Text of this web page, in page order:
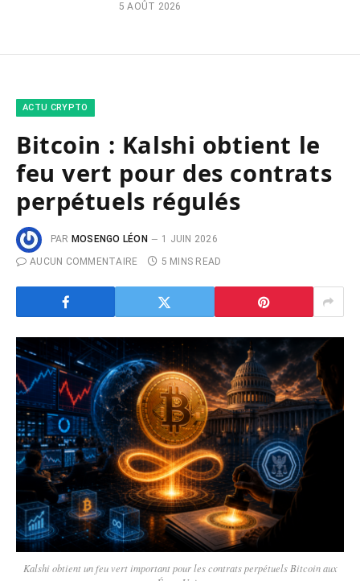
5 AOÛT 2026
ACTU CRYPTO
Bitcoin : Kalshi obtient le
feu vert pour des contrats
perpétuels régulés
PAR MOSENGO LÉON
1 JUIN 2026
AUCUN COMMENTAIRE
5 MINS READ
Kalshi obtient un feu vert important pour les contrats perpétuels Bitcoin aux